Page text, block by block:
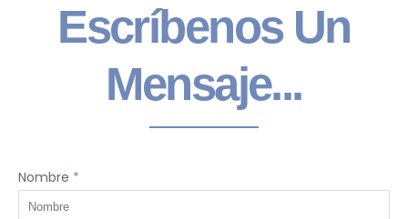
Escríbenos Un
Mensaje...
Nombre *